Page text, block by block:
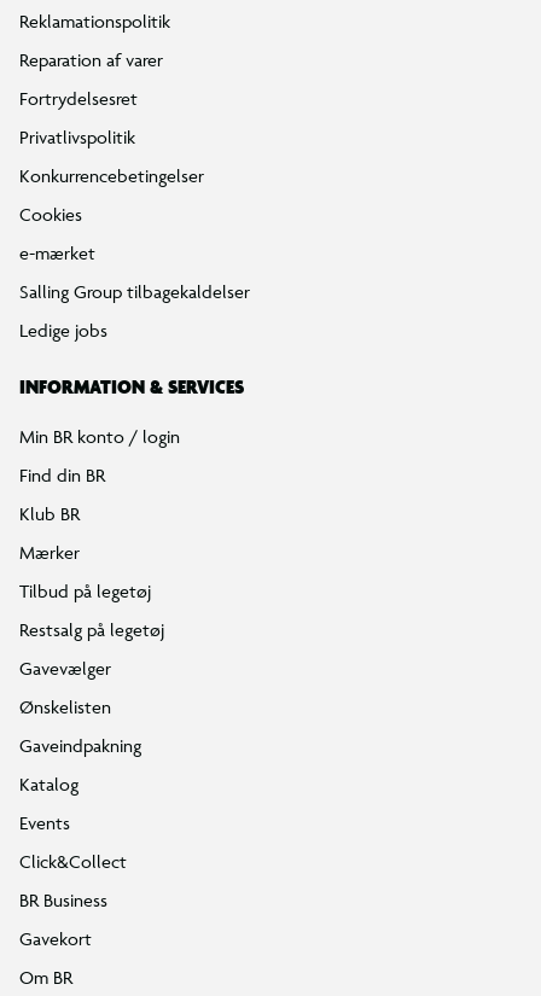
Reklamationspolitik
Reparation af varer
Fortrydelsesret
Privatlivspolitik
Konkurrencebetingelser
Cookies
e-mærket
Salling Group tilbagekaldelser
Ledige jobs
INFORMATION & SERVICES
Min BR konto / login
Find din BR
Klub BR
Mærker
Tilbud på legetøj
Restsalg på legetøj
Gavevælger
Ønskelisten
Gaveindpakning
Katalog
Events
Click&Collect
BR Business
Gavekort
Om BR